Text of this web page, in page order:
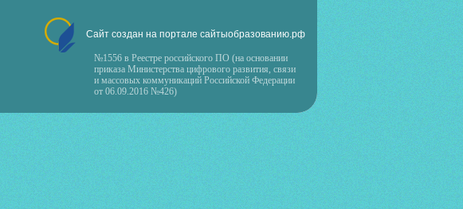
Сайт создан на портале сайтыобразованию.рф
№1556 в Реестре российского ПО (на основании
приказа Министерства цифрового развития, связи
и массовых коммуникаций Российской Федерации
от 06.09.2016 №426)